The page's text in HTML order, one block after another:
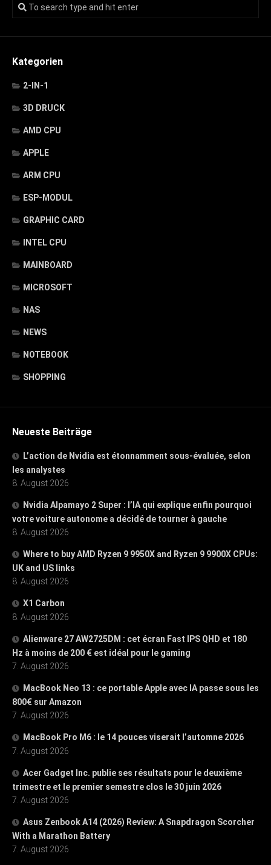
Kategorien
2-IN-1
3D DRUCK
AMD CPU
APPLE
ARM CPU
ESP-MODUL
GRAPHIC CARD
INTEL CPU
MAINBOARD
MICROSOFT
NAS
NEWS
NOTEBOOK
SHOPPING
Neueste Beiträge
L’action de Nvidia est étonnamment sous-évaluée, selon
les analystes
8. August 2026
Nvidia Alpamayo 2 Super : l’IA qui explique enfin pourquoi
votre voiture autonome a décidé de tourner à gauche
8. August 2026
Where to buy AMD Ryzen 9 9950X and Ryzen 9 9900X CPUs:
UK and US links
8. August 2026
X1 Carbon
8. August 2026
Alienware 27 AW2725DM : cet écran Fast IPS QHD et 180
Hz à moins de 200 € est idéal pour le gaming
7. August 2026
MacBook Neo 13 : ce portable Apple avec IA passe sous les
800€ sur Amazon
7. August 2026
MacBook Pro M6 : le 14 pouces viserait l’automne 2026
7. August 2026
Acer Gadget Inc. publie ses résultats pour le deuxième
trimestre et le premier semestre clos le 30 juin 2026
7. August 2026
Asus Zenbook A14 (2026) Review: A Snapdragon Scorcher
With a Marathon Battery
7. August 2026